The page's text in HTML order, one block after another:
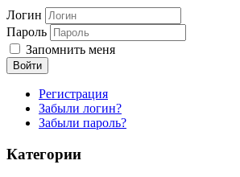
Логин
Пароль
Запомнить меня
Войти
Регистрация
Забыли логин?
Забыли пароль?
Категории